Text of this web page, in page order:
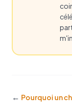
← Pourquoi un